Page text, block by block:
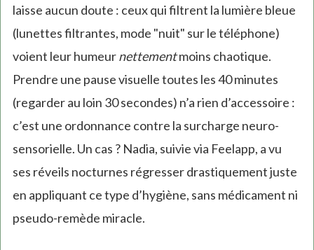
laisse aucun doute : ceux qui filtrent la lumière bleue
(lunettes filtrantes, mode "nuit" sur le téléphone)
voient leur humeurnettementmoins chaotique.
Prendre une pause visuelle toutes les 40 minutes
(regarder au loin 30 secondes) n’a rien d’accessoire :
c’est une ordonnance contre la surcharge neuro-
sensorielle. Un cas ? Nadia, suivie via Feelapp, a vu
ses réveils nocturnes régresser drastiquement juste
en appliquant ce type d’hygiène, sans médicament ni
pseudo-remède miracle.